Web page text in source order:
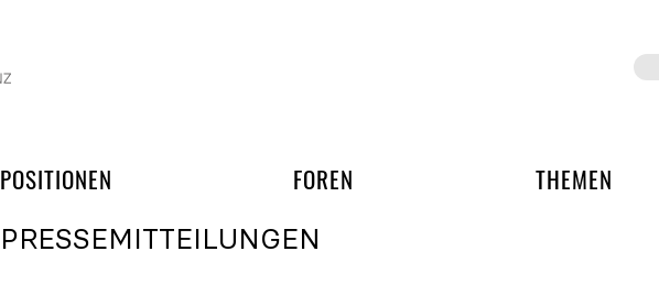
POSITIONEN FOREN UND ARBEITSGRUPPEN DER UNIKO
THEMEN
PRESSEMITTEILUNGEN